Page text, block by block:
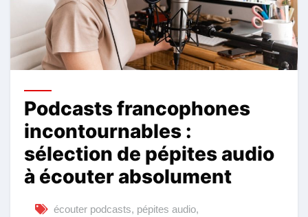
Podcasts francophones
incontournables :
sélection de pépites audio
à écouter absolument
écouter podcasts, pépites audio,